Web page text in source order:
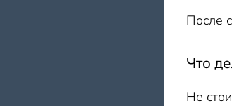
После
Что
Не